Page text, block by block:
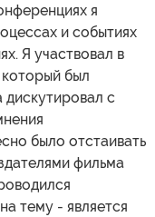
я
и событиях
Я участвовал в
был
с
было отстаивать
фильма
тему - является